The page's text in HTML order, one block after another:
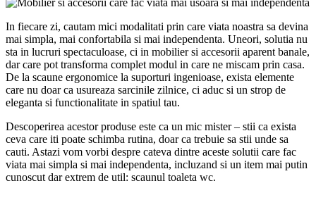
In fiecare zi, cautam mici modalitati prin care viata noastra sa devina
mai simpla, mai confortabila si mai independenta. Uneori, solutia nu
sta in lucruri spectaculoase, ci in mobilier si accesorii aparent banale,
dar care pot transforma complet modul in care ne miscam prin casa.
De la scaune ergonomice la suporturi ingenioase, exista elemente
care nu doar ca usureaza sarcinile zilnice, ci aduc si un strop de
eleganta si functionalitate in spatiul tau.
Descoperirea acestor produse este ca un mic mister – stii ca exista
ceva care iti poate schimba rutina, doar ca trebuie sa stii unde sa
cauti. Astazi vom vorbi despre cateva dintre aceste solutii care fac
viata mai simpla si mai independenta, incluzand si un item mai putin
cunoscut dar extrem de util: scaunul toaleta wc.